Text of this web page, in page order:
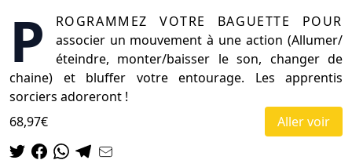
P
rogrammez votre baguette pour
associer un mouvement à une action (Allumer/
éteindre, monter/baisser le son, changer de
chaine) et bluffer votre entourage. Les apprentis
sorciers adoreront !
68,97€
Aller voir